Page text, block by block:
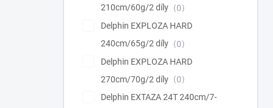
210cm/60g/2 díly
0
Delphin EXPLOZA HARD
240cm/65g/2 díly
0
Delphin EXPLOZA HARD
270cm/70g/2 díly
0
Delphin EXTAZA 24T 240cm/7-